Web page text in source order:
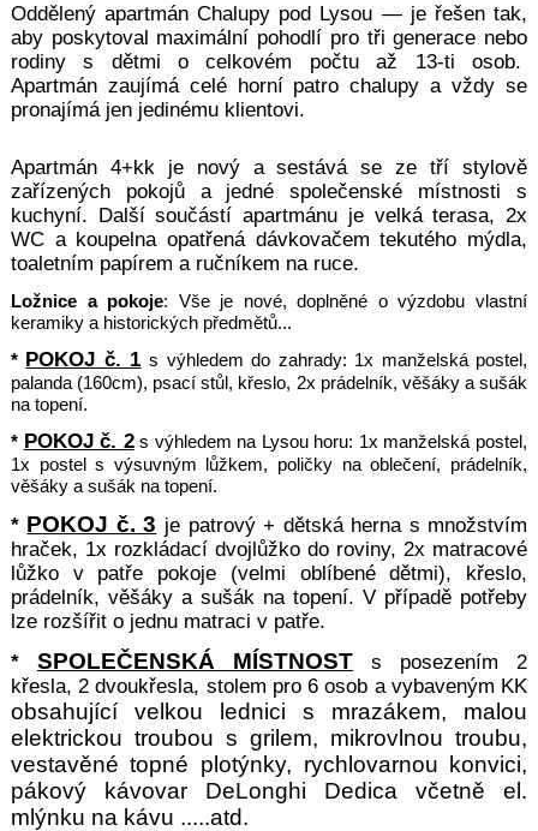
Oddělený apartmán Chalupy pod Lysou — je řešen tak,
aby poskytoval maximální pohodlí pro tři generace nebo
rodiny s dětmi o celkovém počtu až 13-ti osob.
Apartmán zaujímá celé horní patro chalupy a vždy se
pronajímá jen jedinému klientovi.
Apartmán 4+kk je nový a sestává se ze tří stylově
zařízených pokojů a jedné společenské místnosti s
kuchyní. Další součástí apartmánu je velká terasa, 2x
WC a koupelna opatřená dávkovačem tekutého mýdla,
toaletním papírem a ručníkem na ruce.
Ložnice a pokoje: Vše je nové, doplněné o výzdobu vlastní
keramiky a historických předmětů...
* POKOJ č. 1 s výhledem do zahrady: 1x manželská postel,
palanda (160cm), psací stůl, křeslo, 2x prádelník, věšáky a sušák
na topení.
* POKOJ č. 2s výhledem na Lysou horu: 1x manželská postel,
1x postel s výsuvným lůžkem, poličky na oblečení, prádelník,
věšáky a sušák na topení.
* POKOJ č. 3 je patrový + dětská herna s množstvím
hraček, 1x rozkládací dvojlůžko do roviny, 2x matracové
lůžko v patře pokoje (velmi oblíbené dětmi), křeslo,
prádelník, věšáky a sušák na topení. V případě potřeby
lze rozšířit o jednu matraci v patře.
* SPOLEČENSKÁ MÍSTNOSTs posezením 2
křesla, 2 dvoukřesla, stolem pro 6 osob a vybaveným KK
obsahující velkou lednici s mrazákem, malou
elektrickou troubou s grilem, mikrovlnou troubu,
vestavěné topné plotýnky, rychlovarnou konvici,
pákový kávovar DeLonghi Dedica včetně el.
mlýnku na kávu .....atd.